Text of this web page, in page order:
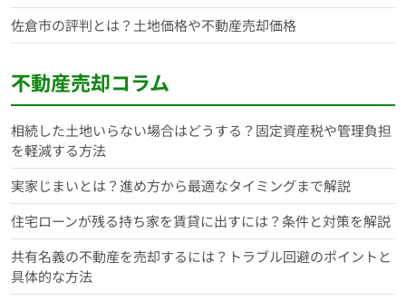
佐倉市の評判とは？土地価格や不動産売却価格
不動産売却コラム
相続した土地いらない場合はどうする？固定資産税や管理負担
を軽減する方法
実家じまいとは？進め方から最適なタイミングまで解説
住宅ローンが残る持ち家を賃貸に出すには？条件と対策を解説
共有名義の不動産を売却するには？トラブル回避のポイントと
具体的な方法